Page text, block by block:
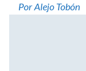
Por Alejo Tobón